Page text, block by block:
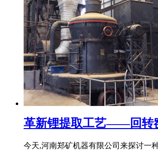
革新锂提取工艺——回转
今天,河南郑矿机器有限公司来探讨一